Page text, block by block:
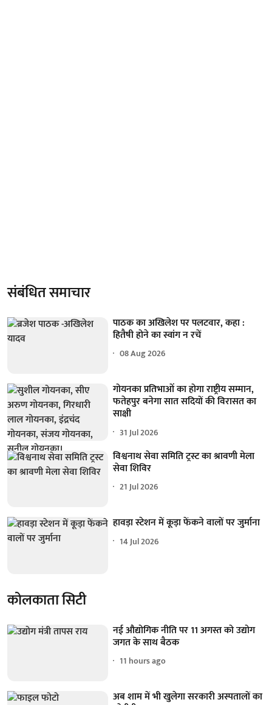
संबंधित समाचार
पाठक का अखिलेश पर पलटवार, कहा :
हितैषी होने का स्वांग न रचें
08 Aug 2026
गोयनका प्रतिभाओं का होगा राष्ट्रीय सम्मान,
फतेहपुर बनेगा सात सदियों की विरासत का
साक्षी
31 Jul 2026
विश्वनाथ सेवा समिति ट्रस्ट का श्रावणी मेला
सेवा शिविर
21 Jul 2026
हावड़ा स्टेशन में कूड़ा फेंकने वालों पर जुर्माना
14 Jul 2026
कोलकाता सिटी
नई औद्योगिक नीति पर 11 अगस्त को उद्योग
जगत के साथ बैठक
11 hours ago
अब शाम में भी खुलेगा सरकारी अस्पतालों का